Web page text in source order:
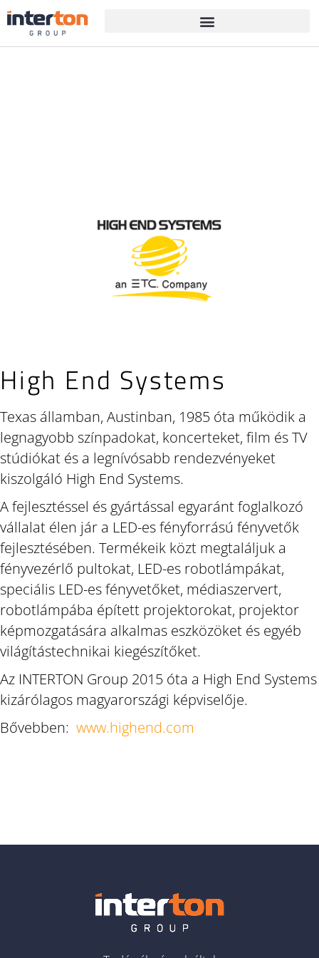
High End Systems
Texas államban, Austinban, 1985 óta működik a
legnagyobb színpadokat, koncerteket, film és TV
stúdiókat és a legnívósabb rendezvényeket
kiszolgáló High End Systems.
A fejlesztéssel és gyártással egyaránt foglalkozó
vállalat élen jár a LED-es fényforrású fényvetők
fejlesztésében. Termékeik közt megtaláljuk a
fényvezérlő pultokat, LED-es robotlámpákat,
speciális LED-es fényvetőket, médiaszervert,
robotlámpába épített projektorokat, projektor
képmozgatására alkalmas eszközöket és egyéb
világítástechnikai kiegészítőket.
Az INTERTON Group 2015 óta a High End Systems
kizárólagos magyarországi képviselője.
Bővebben: www.highend.com